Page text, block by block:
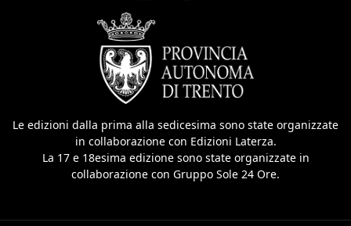
Le edizioni dalla prima alla sedicesima sono state organizzate
in collaborazione con Edizioni Laterza.
La 17 e 18esima edizione sono state organizzate in
collaborazione con Gruppo Sole 24 Ore.